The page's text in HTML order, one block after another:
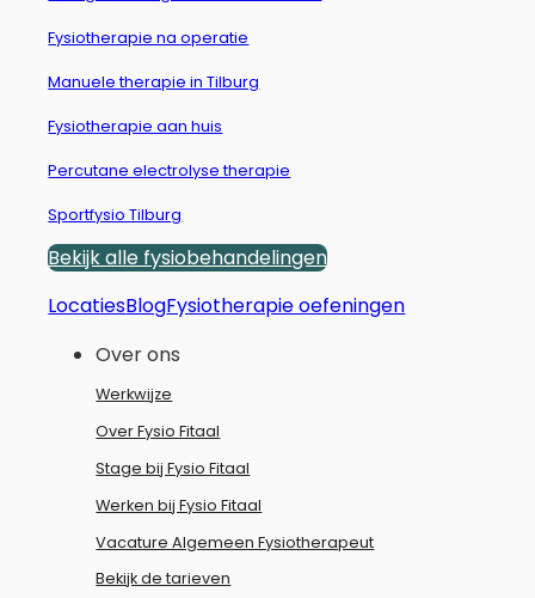
Fysiotherapie na operatie
Manuele therapie in Tilburg
Fysiotherapie aan huis
Percutane electrolyse therapie
Sportfysio Tilburg
Bekijk alle fysiobehandelingen
LocatiesBlogFysiotherapie oefeningen
Over ons
Werkwijze
Over Fysio Fitaal
Stage bij Fysio Fitaal
Werken bij Fysio Fitaal
Vacature Algemeen Fysiotherapeut
Bekijk de tarieven